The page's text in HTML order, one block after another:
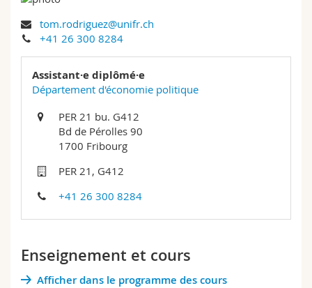
Recherche
Droit
Sciences de l'éducation et de la formation
Sciences et médecine
Interfacultaire
Futurs étudiants
Chercheurs
Collaborateurs
Doctorants
Ressources
Bibliothèques
Webmail
Programme des cours
MyUnifr
Rechercher
Recherche avancée
tom.rodriguez@unifr.ch
+41 26 300 8284
Assistant·e diplômé·e
Département d'économie politique
PER 21 bu. G412
Bd de Pérolles 90
1700 Fribourg
PER 21, G412
+41 26 300 8284
Enseignement et cours
Afficher dans le programme des cours